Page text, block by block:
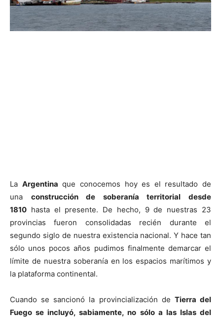
La Argentina que conocemos hoy es el resultado de
una construcción de soberanía territorial desde
1810 hasta el presente. De hecho, 9 de nuestras 23
provincias fueron consolidadas recién durante el
segundo siglo de nuestra existencia nacional. Y hace tan
sólo unos pocos años pudimos finalmente demarcar el
límite de nuestra soberanía en los espacios marítimos y
la plataforma continental.
Cuando se sancionó la provincialización de Tierra del
Fuego se incluyó, sabiamente, no sólo a las Islas del